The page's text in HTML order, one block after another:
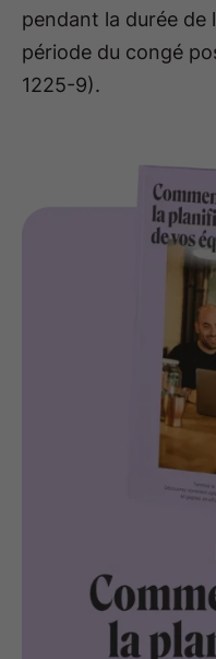
pendant la durée de
période du congé
1225-9).